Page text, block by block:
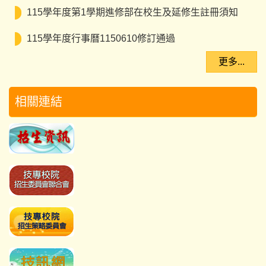
115學年度第1學期進修部在校生及延修生註冊須知
115學年度行事曆1150610修訂通過
更多...
相關連結